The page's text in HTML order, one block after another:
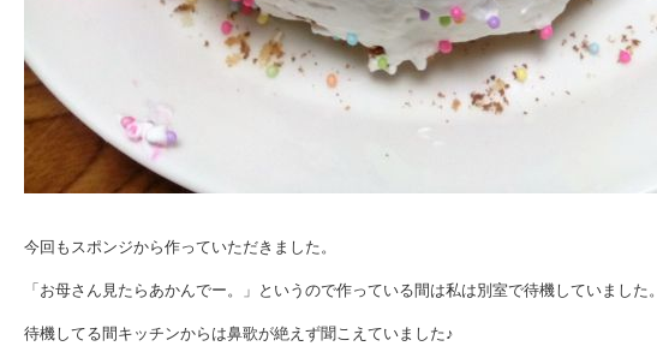
今回もスポンジから作っていただきました。
「お母さん見たらあかんでー。」というので作っている間は私は別室で待機していました。
待機してる間キッチンからは鼻歌が絶えず聞こえていました♪